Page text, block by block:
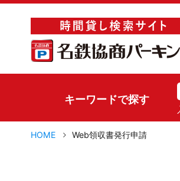
キーワードで探す
HOME Web領収書発行申請